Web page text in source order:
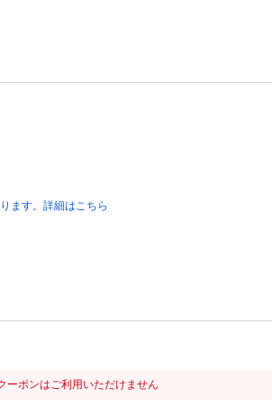
ます。詳細はこちら
ーポンはご利用いただけません